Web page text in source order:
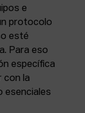
e
protocolo
esté
Para eso
específica
con la
esenciales